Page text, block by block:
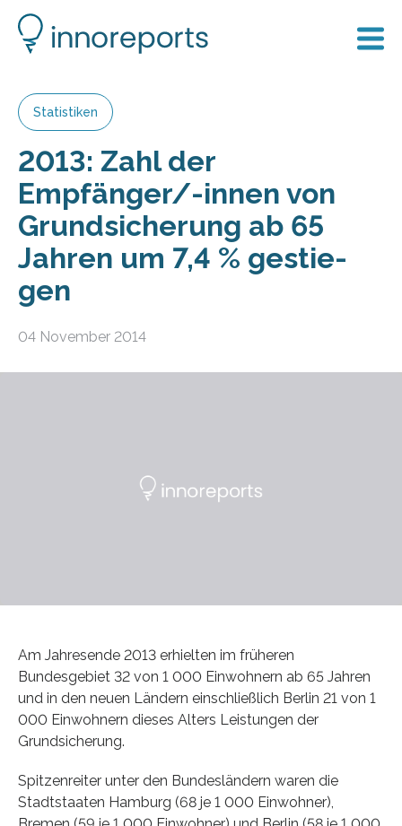
Statistiken
2013: Zahl der
Empfänger/-innen von
Grund­sicherung ab 65
Jah­ren um 7,4 % gestie­
gen
04 November 2014
Am Jahresende 2013 erhielten im früheren
Bundesgebiet 32 von 1 000 Einwohnern ab 65 Jahren
und in den neuen Ländern einschließlich Berlin 21 von 1
000 Einwohnern dieses Alters Leistungen der
Grundsicherung.
Spitzenreiter unter den Bundesländern waren die
Stadtstaaten Hamburg (68 je 1 000 Einwohner),